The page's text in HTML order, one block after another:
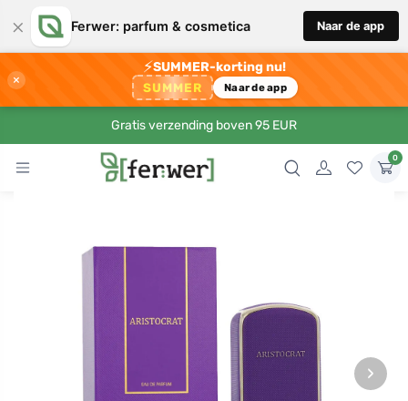
× Ferwer: parfum & cosmetica Naar de app
×
⚡SUMMER-korting nu!
SUMMER Naar de app
Gratis verzending boven 95 EUR
0
›